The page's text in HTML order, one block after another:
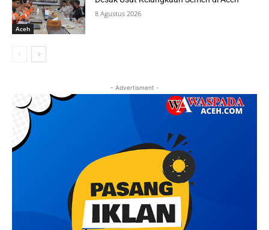
Aceh
8 Agustus 2026
- Advertisment -